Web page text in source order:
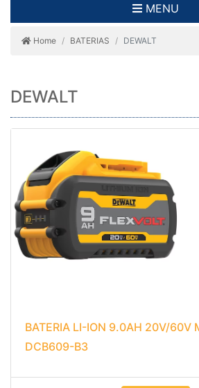
MENU
Home BATERIAS DEWALT
DEWALT
BATERIA LI-ION 9.0AH 20V/60V
DCB609-B3